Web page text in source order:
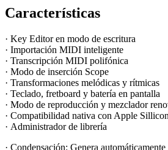
Características
· Key Editor en modo de escritura
· Importación MIDI inteligente
· Transcripción MIDI polifónica
· Modo de inserción Scope
· Transformaciones melódicas y rítmicas
· Teclado, fretboard y batería en pantalla
· Modo de reproducción y mezclador
· Compatibilidad nativa con Apple Sillicon
· Administrador de librería
· Condensación: Genera